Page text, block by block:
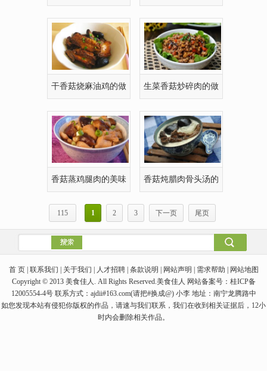
干香菇烧麻油鸡的做 生菜香菇炒碎肉的做
香菇蒸鸡腿肉的美味 香菇炖腊肉骨头汤的
115 1 2 3 下一页 尾页
首 页 | 联系我们 | 关于我们 | 人才招聘 | 条款说明 | 网站声明 | 需求帮助 | 网站地图
Copyright © 2013 美食佳人. All Rights Reserved.美食佳人 网站备案号：桂ICP备
12005554-4号 联系方式：ajdii#163.com(请把#换成@) 小李 地址：南宁龙腾路中
如您发现本站有侵犯你版权的作品，请速与我们联系，我们在收到相关证据后，12小
时内会删除相关作品。